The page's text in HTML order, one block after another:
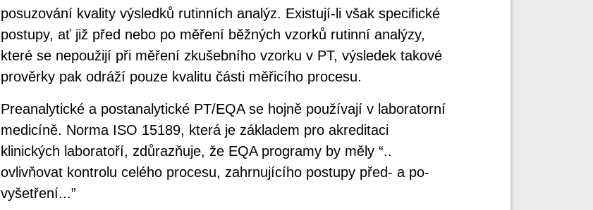
posuzování kvality výsledků rutinních analýz. Existují-li však specifické
postupy, ať již před nebo po měření běžných vzorků rutinní analýzy,
které se nepoužijí při měření zkušebního vzorku v PT, výsledek takové
prověrky pak odráží pouze kvalitu části měřicího procesu.
Preanalytické a postanalytické PT/EQA se hojně používají v laboratorní
medicíně. Norma ISO 15189, která je základem pro akreditaci
klinických laboratoří, zdůrazňuje, že EQA programy by měly “..
ovlivňovat kontrolu celého procesu, zahrnujícího postupy před- a po-
vyšetření...”